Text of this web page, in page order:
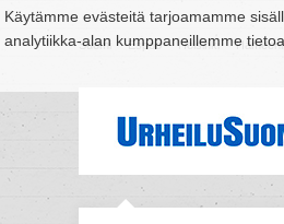
Käytämme evästeitä tarjoamamme
analytiikka-alan kumppaneillemme
Suomi Espoo Helsinki